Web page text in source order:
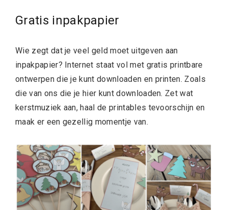
Gratis inpakpapier
Wie zegt dat je veel geld moet uitgeven aan
inpakpapier? Internet staat vol met gratis printbare
ontwerpen die je kunt downloaden en printen. Zoals
die van ons die je hier kunt downloaden. Zet wat
kerstmuziek aan, haal de printables tevoorschijn en
maak er een gezellig momentje van.